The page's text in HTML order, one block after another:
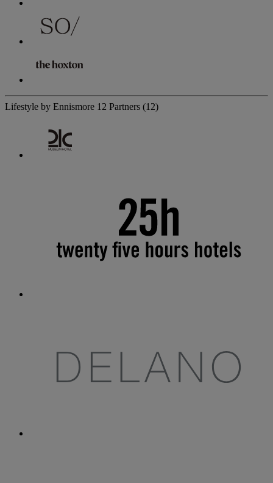
Lifestyle by Ennismore 12 Partners (12)